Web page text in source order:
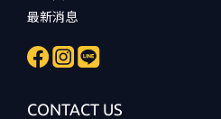
最新消息
CONTACT US